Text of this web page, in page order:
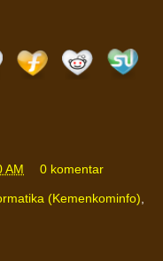
AM 0 komentar
(Kemenkominfo)